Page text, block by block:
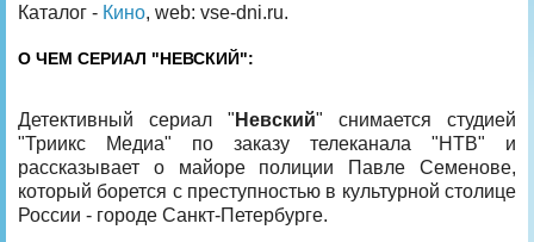
Каталог - Кино, web: vse-dni.ru.
О ЧЕМ СЕРИАЛ "НЕВСКИЙ":
Детективный сериал " Невский" снимается студией
"Триикс Медиа" по заказу телеканала "НТВ" и
рассказывает о майоре полиции Павле Семенове,
который борется с преступностью в культурной столице
России - городе Санкт-Петербурге.